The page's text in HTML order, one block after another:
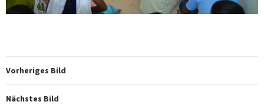
Vorheriges Bild
Nächstes Bild